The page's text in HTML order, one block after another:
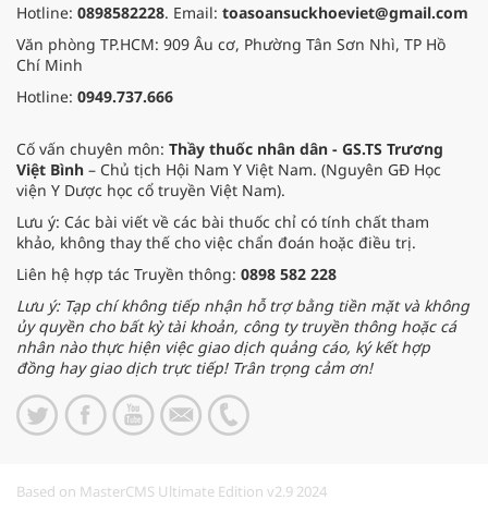
Hotline: 0898582228. Email: toasoansuckhoeviet@gmail.com
Văn phòng TP.HCM: 909 Âu cơ, Phường Tân Sơn Nhì, TP Hồ
Chí Minh
Hotline: 0949.737.666
Cố vấn chuyên môn: Thầy thuốc nhân dân - GS.TS Trương
Việt Bình – Chủ tịch Hội Nam Y Việt Nam. (Nguyên GĐ Học
viện Y Dược học cổ truyền Việt Nam).
Lưu ý: Các bài viết về các bài thuốc chỉ có tính chất tham
khảo, không thay thế cho việc chẩn đoán hoặc điều trị.
Liên hệ hợp tác Truyền thông: 0898 582 228
Lưu ý: Tạp chí không tiếp nhận hỗ trợ bằng tiền mặt và không
ủy quyền cho bất kỳ tài khoản, công ty truyền thông hoặc cá
nhân nào thực hiện việc giao dịch quảng cáo, ký kết hợp
đồng hay giao dịch trực tiếp! Trân trọng cảm ơn!
Based on MasterCMS Ultimate Edition v2.9 2024